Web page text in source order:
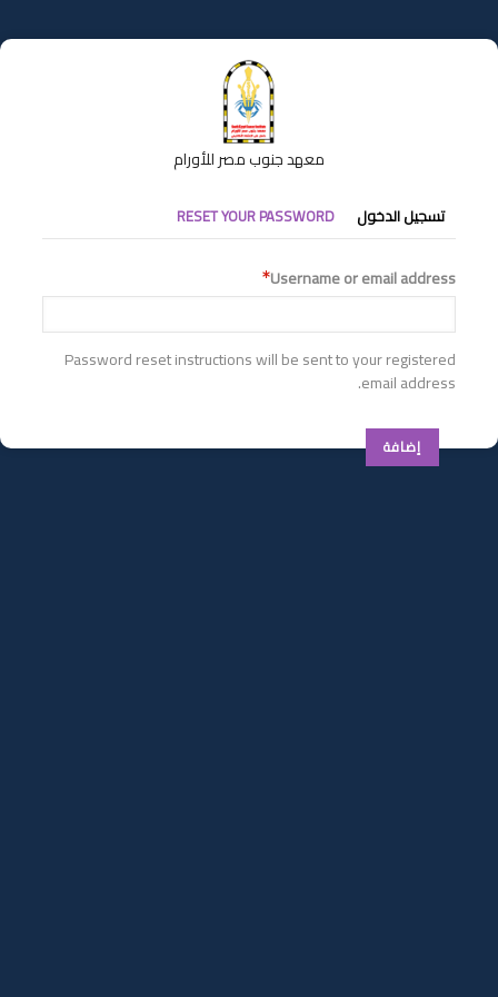
إلى
المحتوى
معهد جنوب مصر للأورام
التبويبات
الأساسية
تسجيل الدخول RESET YOUR PASSWORD
Username or email address
Password reset instructions will be sent to your registered
email address.